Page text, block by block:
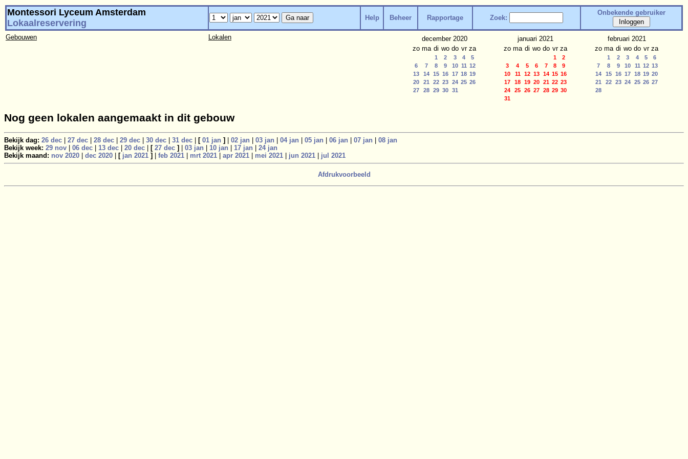
Montessori Lyceum Amsterdam
Lokaalreservering
Help Beheer Rapportage Zoek:
Onbekende gebruiker
Gebouwen Lokalen
december 2020
zo ma di wo do vr za
1 2 3 4
5
6
7 8 9 10 11 12
13
14 15 16 17 18 19
20
21 22 23 24 25 26
27
28 29 30 31
januari 2021
zo ma di wo do vr za
1
2
3
4 5 6 7 8
9
10
11 12 13 14 15 16
17
18 19 20 21 22 23
24
25 26 27 28 29 30
31
februari 2021
zo ma di wo do vr za
1 2 3 4 5
6
7
8 9 10 11 12 13
14
15 16 17 18 19 20
21
22 23 24 25 26 27
28
Nog geen lokalen aangemaakt in dit gebouw
Bekijk dag: 26 dec 27 dec 28 dec 29 dec 30 dec 31 dec [ 01 jan ] 02 jan 03 jan 04 jan 05 jan 06 jan 07 jan
08 jan
Bekijk week: 29 nov 06 dec 13 dec 20 dec [ 27 dec ] 03 jan 10 jan 17 jan
24 jan
Bekijk maand: nov 2020 dec 2020 [ jan 2021 ] feb 2021 mrt 2021 apr 2021 mei 2021 jun 2021 jul 2021
Afdrukvoorbeeld